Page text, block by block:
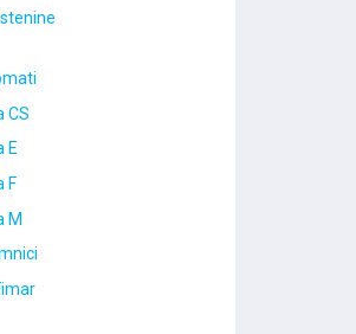
CS
E
F
M